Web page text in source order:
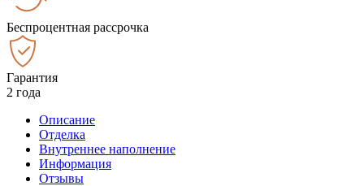
Беспроцентная рассрочка
Гарантия
2 года
Описание
Отделка
Внутреннее наполнение
Информация
Отзывы